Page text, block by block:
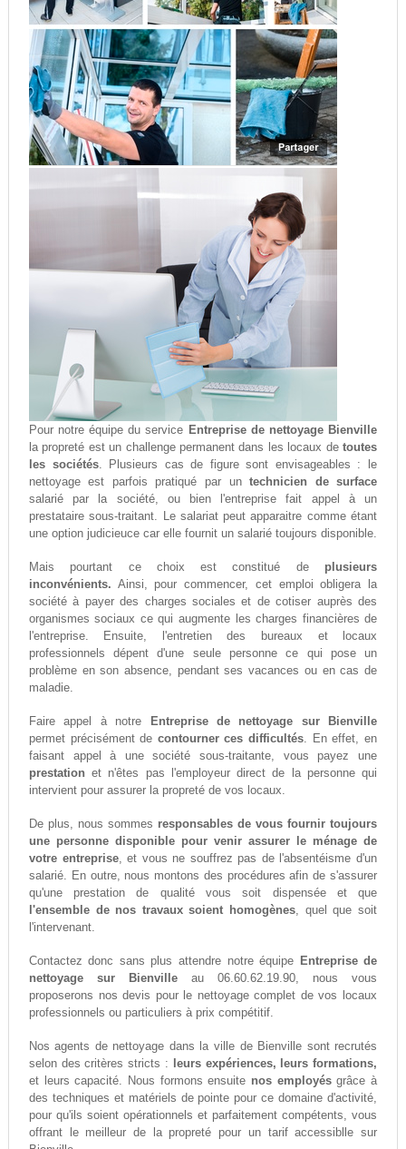
Pour notre équipe du service Entreprise de nettoyage Bienville
la propreté est un challenge permanent dans les locaux detoutes
les sociétés. Plusieurs cas de figure sont envisageables : le
nettoyage est parfois pratiqué par untechnicien de surface
salarié par la société, ou bien l'entreprise fait appel à un
prestataire sous-traitant. Le salariat peut apparaitre comme étant
une option judicieuce car elle fournit un salarié toujours disponible.
Mais pourtant ce choix est constitué de plusieurs
inconvénients. Ainsi, pour commencer, cet emploi obligera la
société à payer des charges sociales et de cotiser auprès des
organismes sociaux ce qui augmente les charges financières de
l'entreprise. Ensuite, l'entretien des bureaux et locaux
professionnels dépent d'une seule personne ce qui pose un
problème en son absence, pendant ses vacances ou en cas de
maladie.
Faire appel à notre
Entreprise de nettoyage sur Bienville
permet précisément de contourner ces difficultés. En effet, en
faisant appel à une société sous-traitante, vous payez une
prestation et n'êtes pas l'employeur direct de la personne qui
intervient pour assurer la propreté de vos locaux.
De plus, nous sommes responsables de vous fournir toujours
une personne disponible pour venir assurer le ménage de
votre entreprise, et vous ne souffrez pas de l'absentéisme d'un
salarié. En outre, nous montons des procédures afin de s'assurer
qu'une prestation de qualité vous soit dispensée et que
l'ensemble de nos travaux soient homogènes, quel que soit
l'intervenant.
Contactez donc sans plus attendre notre équipe Entreprise de
nettoyage sur Bienvilleau 06.60.62.19.90, nous vous
proposerons nos devis pour le nettoyage complet de vos locaux
professionnels ou particuliers à prix compétitif.
Nos agents de nettoyage dans la ville de Bienville sont recrutés
selon des critères stricts :
leurs expériences, leurs formations,
et leurs capacité. Nous formons ensuite nos employésgrâce à
des techniques et matériels de pointe pour ce domaine d'activité,
pour qu'ils soient opérationnels et parfaitement compétents, vous
offrant le meilleur de la propreté pour un tarif accessiblle sur